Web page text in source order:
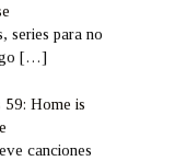
series para no
[…]
59: Home is
canciones